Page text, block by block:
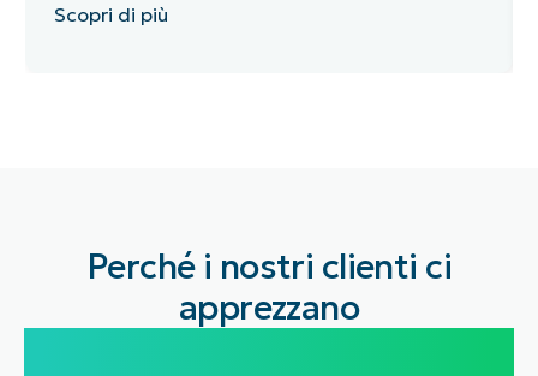
Scopri di più
Perché i nostri clienti ci
apprezzano